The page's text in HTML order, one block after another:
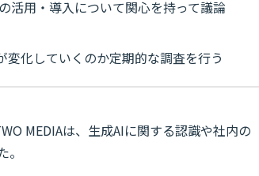
活用・導入について関心を持って議論
変化していくのか定期的な調査を行う
MEDIAは、生成AIに関する認識や社内の